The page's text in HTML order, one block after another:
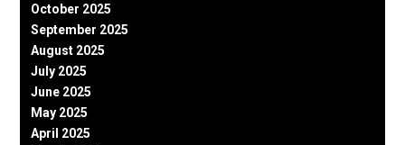
October 2025
September 2025
August 2025
July 2025
June 2025
May 2025
April 2025